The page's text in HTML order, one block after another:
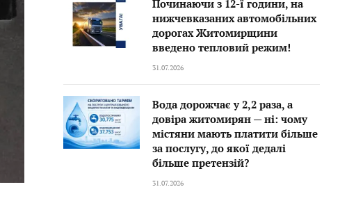
Починаючи з 12-ї години, на
нижчевказаних автомобільних
дорогах Житомирщини
введено тепловий режим!
31.07.2026
Вода дорожчає у 2,2 раза, а
довіра житомирян — ні: чому
містяни мають платити більше
за послугу, до якої дедалі
більше претензій?
31.07.2026